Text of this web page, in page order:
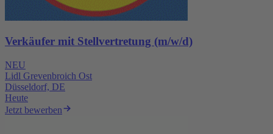
Verkäufer mit Stellvertretung (m/w/d)
NEU
Lidl Grevenbroich Ost
Düsseldorf, DE
Heute
Jetzt bewerben